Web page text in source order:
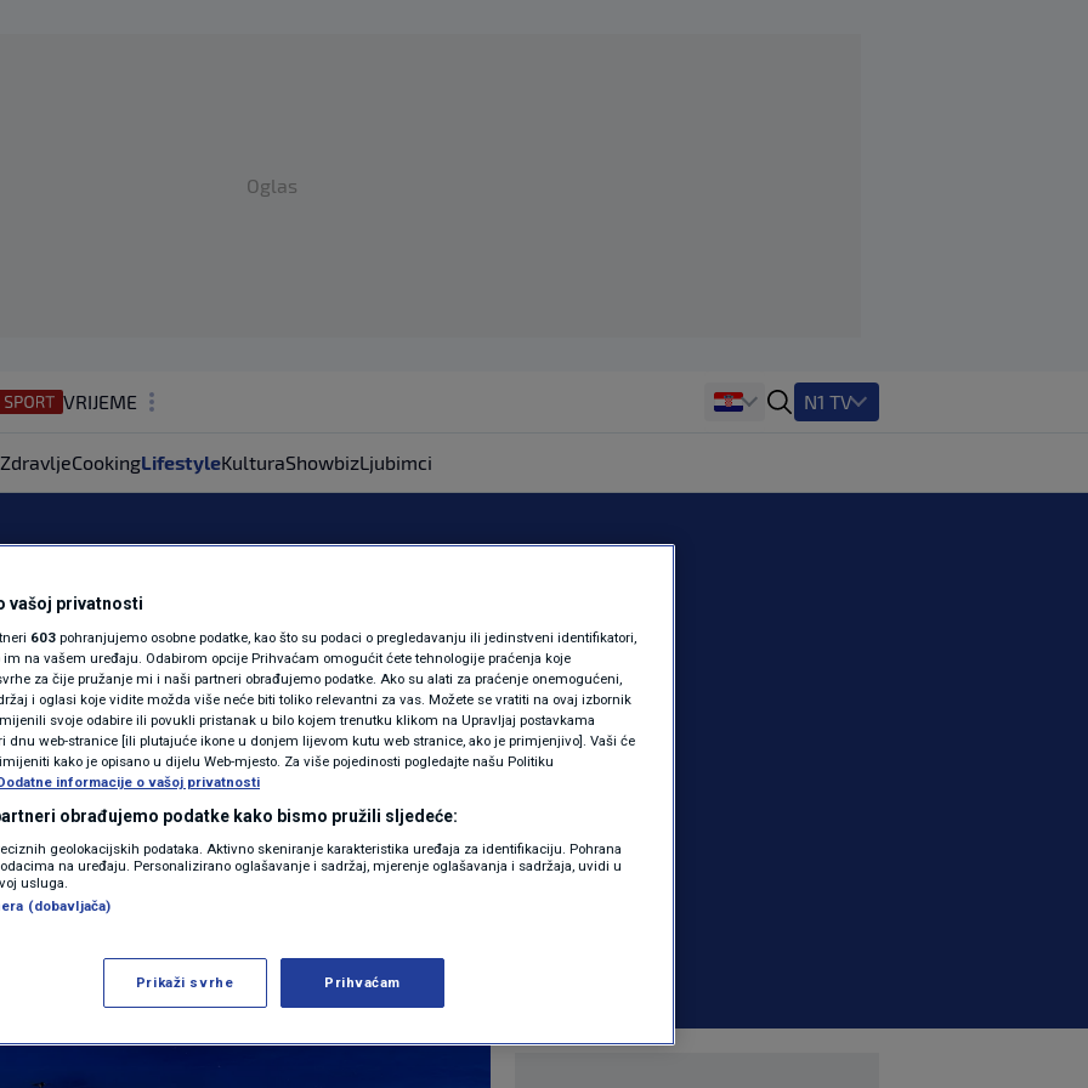
Oglas
VRIJEME
REGIJA
MAGAZIN
KOLUMNE
N1(DIS)INFO
KLIMATSKE PROMJENE
FOTO
VIDEO
N1 TV
ZdravljeCookingLifestyleKulturaShowbizLjubimci
suncobrani
od deset do 65
LIFESTYLE | 0 komentara
Više
vašoj privatnosti
603 pohranjujemo osobne podatke, kao što su podaci o pregledavanju ili jedinstveni identifikatori,
na vašem uređaju. Odabirom opcije Prihvaćam omogućit ćete tehnologije praćenja koje
za čije pružanje mi i naši partneri obrađujemo podatke. Ako su alati za praćenje onemogućeni,
i oglasi koje vidite možda više neće biti toliko relevantni za vas. Možete se vratiti na ovaj izbornik
svoje odabire ili povukli pristanak u bilo kojem trenutku klikom na Upravljaj postavkama
dnu web-stranice [ili plutajuće ikone u donjem lijevom kutu web stranice, ako je primjenjivo]. Vaši će
kako je opisano u dijelu Web-mjesto. Za više pojedinosti pogledajte našu Politiku
informacije o vašoj privatnosti
obrađujemo podatke kako bismo pružili sljedeće:
geolokacijskih podataka. Aktivno skeniranje karakteristika uređaja za identifikaciju. Pohrana
na uređaju. Personalizirano oglašavanje i sadržaj, mjerenje oglašavanja i sadržaja, uvidi u
usluga.
(dobavljača)
Prikaži svrhe Prihvaćam